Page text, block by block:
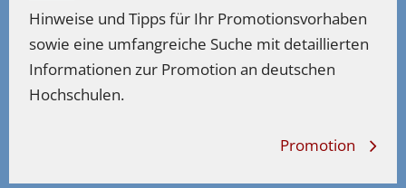
Hinweise und Tipps für Ihr Promotionsvorhaben
sowie eine umfangreiche Suche mit detaillierten
Informationen zur Promotion an deutschen
Hochschulen.
Promotion